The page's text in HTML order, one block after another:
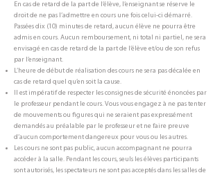
En cas de retard de la part de l’élève, l’enseignant se réserve le
droit de ne pas l’admettre en cours une fois celui-ci démarré.
Passées dix (10) minutes de retard, aucun élève ne pourra être
admis en cours. Aucun remboursement, ni total ni partiel, ne sera
envisagé en cas de retard de la part de l’élève et/ou de son refus
par l’enseignant.
L’heure de début de réalisation des cours ne sera pas décalée en
cas de retard quel qu’en soit la cause.
Il est impératif de respecter les consignes de sécurité énoncées par
le professeur pendant le cours. Vous vous engagez à ne pas tenter
de mouvements ou figures qui ne seraient pas expressément
demandés au préalable par le professeur et ne faire preuve
d’aucun comportement dangereux pour vous ou les autres.
Les cours ne sont pas public, aucun accompagnant ne pourra
accéder à la salle. Pendant les cours, seuls les élèves participants
sont autorisés, les spectateurs ne sont pas acceptés dans les salles de